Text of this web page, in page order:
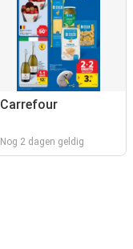
Carrefour
Nog 2 dagen geldig